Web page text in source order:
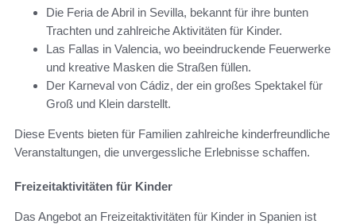
Die Feria de Abril in Sevilla, bekannt für ihre bunten
Trachten und zahlreiche Aktivitäten für Kinder.
Las Fallas in Valencia, wo beeindruckende Feuerwerke
und kreative Masken die Straßen füllen.
Der Karneval von Cádiz, der ein großes Spektakel für
Groß und Klein darstellt.
Diese Events bieten für Familien zahlreiche kinderfreundliche
Veranstaltungen, die unvergessliche Erlebnisse schaffen.
Freizeitaktivitäten für Kinder
Das Angebot an Freizeitaktivitäten für Kinder in Spanien ist